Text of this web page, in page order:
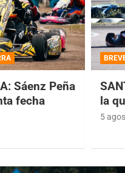
Sáenz Peña
fecha
la
5